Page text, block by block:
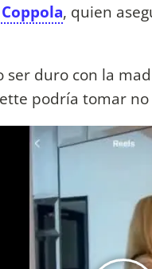
, quien
duro con la
podría tomar